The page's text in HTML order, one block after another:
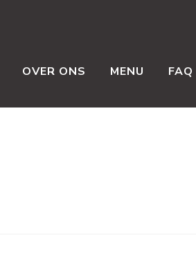
OVER ONS MENU FAQ